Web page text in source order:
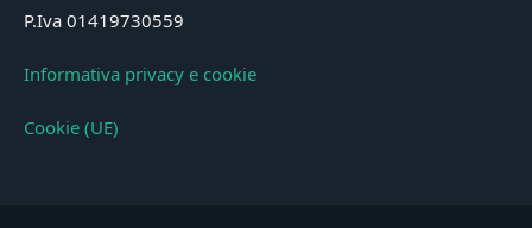
P.Iva 01419730559
Informativa privacy e cookie
Cookie (UE)